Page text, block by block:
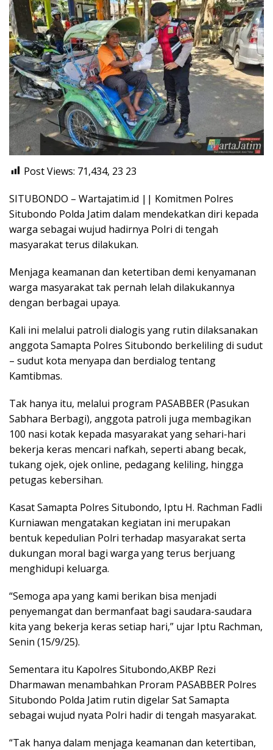
Post Views: 71,434, 23 23
SITUBONDO – Wartajatim.id || Komitmen Polres
Situbondo Polda Jatim dalam mendekatkan diri kepada
warga sebagai wujud hadirnya Polri di tengah
masyarakat terus dilakukan.
Menjaga keamanan dan ketertiban demi kenyamanan
warga masyarakat tak pernah lelah dilakukannya
dengan berbagai upaya.
Kali ini melalui patroli dialogis yang rutin dilaksanakan
anggota Samapta Polres Situbondo berkeliling di sudut
– sudut kota menyapa dan berdialog tentang
Kamtibmas.
Tak hanya itu, melalui program PASABBER (Pasukan
Sabhara Berbagi), anggota patroli juga membagikan
100 nasi kotak kepada masyarakat yang sehari-hari
bekerja keras mencari nafkah, seperti abang becak,
tukang ojek, ojek online, pedagang keliling, hingga
petugas kebersihan.
Kasat Samapta Polres Situbondo, Iptu H. Rachman Fadli
Kurniawan mengatakan kegiatan ini merupakan
bentuk kepedulian Polri terhadap masyarakat serta
dukungan moral bagi warga yang terus berjuang
menghidupi keluarga.
“Semoga apa yang kami berikan bisa menjadi
penyemangat dan bermanfaat bagi saudara-saudara
kita yang bekerja keras setiap hari,” ujar Iptu Rachman,
Senin (15/9/25).
Sementara itu Kapolres Situbondo,AKBP Rezi
Dharmawan menambahkan Proram PASABBER Polres
Situbondo Polda Jatim rutin digelar Sat Samapta
sebagai wujud nyata Polri hadir di tengah masyarakat.
“Tak hanya dalam menjaga keamanan dan ketertiban,